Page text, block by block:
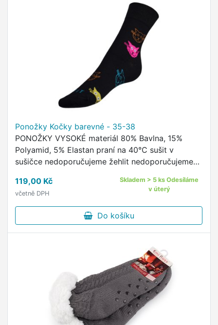
Ponožky Kočky barevné - 35-38
PONOŽKY VYSOKÉ materiál 80% Bavlna, 15%
Polyamid, 5% Elastan praní na 40°C sušit v
sušičce nedoporučujeme žehlit nedoporučujeme
originálním vzorem od českého …
119,00 Kč
včetně DPH
Skladem > 5 ks Odesíláme
v úterý
Do košíku